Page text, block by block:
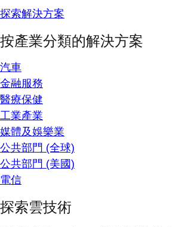
探索解決方案
按產業分類的解決方案
汽車
金融服務
醫療保健
工業產業
媒體及娛樂業
公共部門 (全球)
公共部門 (美國)
電信
探索雲技術